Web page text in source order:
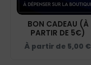
BON CADEAU (À
PARTIR DE 5€)
À partir de 5,00 €